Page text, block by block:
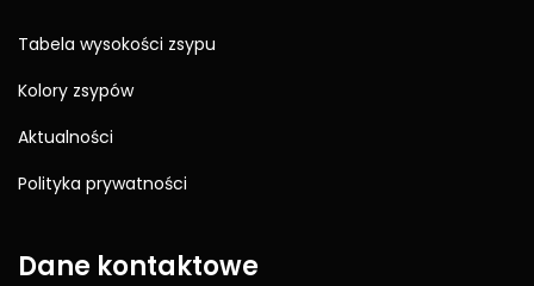
Tabela wysokości zsypu
Kolory zsypów
Aktualności
Polityka prywatności
Dane kontaktowe